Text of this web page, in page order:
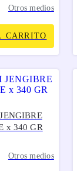
Otros medios
CARRITO
x 340 GR
Otros medios